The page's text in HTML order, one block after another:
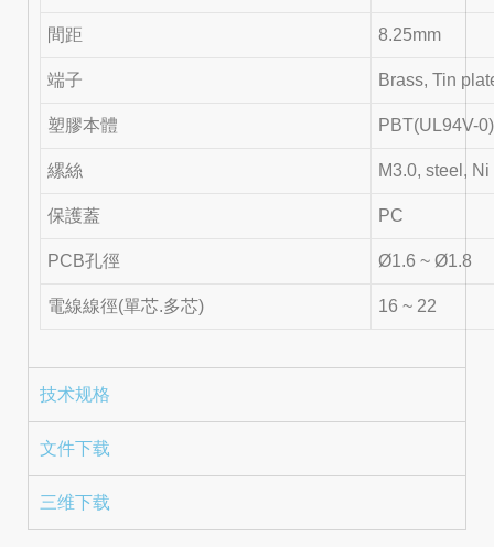
間距 8.25mm
端子 Brass, Tin
塑膠本體 PBT(UL94V-
縲絲 M3.0, steel,
保護蓋 PC
PCB孔徑 Ø1.6 ~ Ø1.8
電線線徑(單芯.多芯) 16 ~ 22
技术规格
文件下载
三维下载